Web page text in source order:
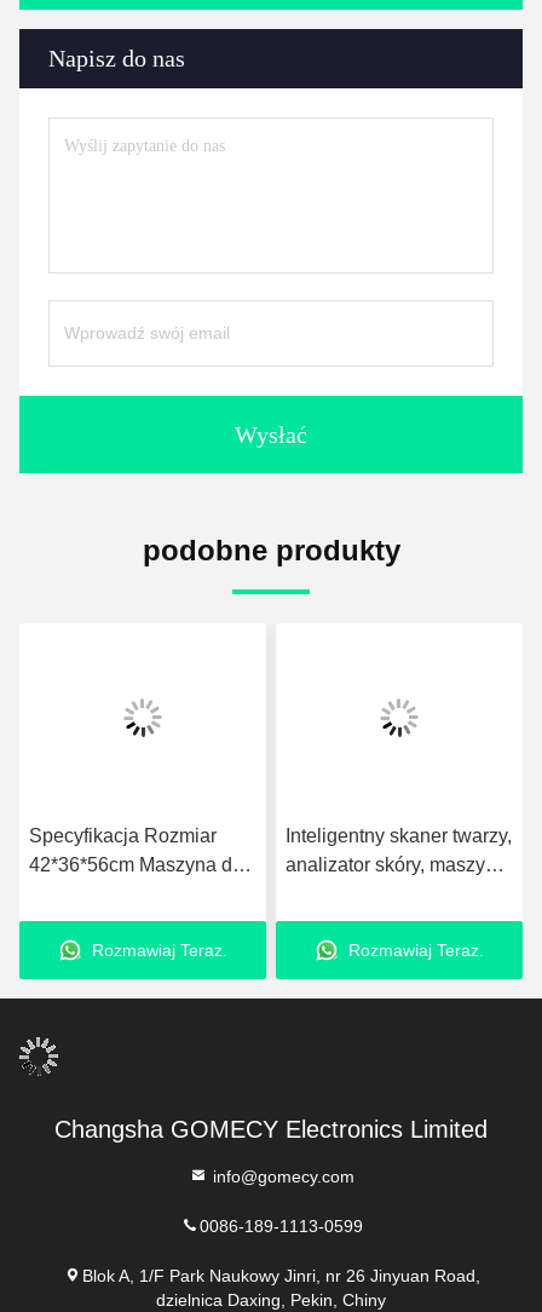
Napisz do nas
Wysłać
podobne produkty
Specyfikacja Rozmiar
42*36*56cm Maszyna do
zaawansowaną analizą
obrazu
Rozmawiaj Teraz.
Inteligentny skaner twarzy,
analizator skóry, maszyna
Rozmawiaj Teraz.
Changsha GOMECY Electronics Limited
info@gomecy.com
0086-189-1113-0599
Blok A, 1/F Park Naukowy Jinri, nr 26 Jinyuan Road,
dzielnica Daxing, Pekin, Chiny